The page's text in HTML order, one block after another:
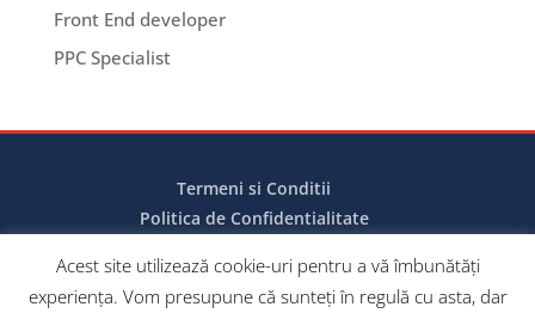
Front End developer
PPC Specialist
Termeni si Conditii
Politica de Confidentialitate
Acest site utilizează cookie-uri pentru a vă îmbunătăți
experiența. Vom presupune că sunteți în regulă cu asta, dar